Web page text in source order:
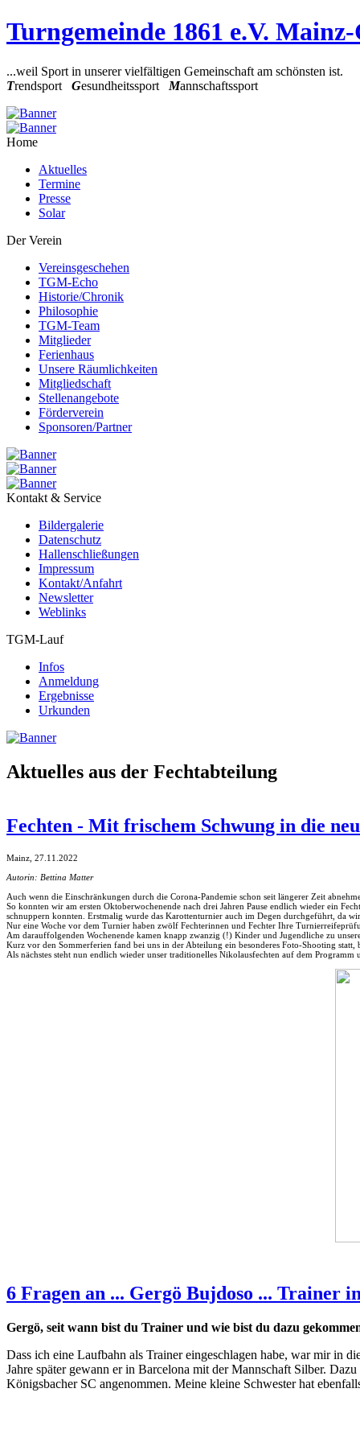
Turngemeinde 1861 e.V.
...weil Sport in unserer vielfältigen Gemeinschaft am schönsten ist.
Trendsport Gesundheitssport Mannschaftssport
Home
Aktuelles
Termine
Presse
Solar
Der Verein
Vereinsgeschehen
TGM-Echo
Historie/Chronik
Philosophie
TGM-Team
Mitglieder
Ferienhaus
Unsere Räumlichkeiten
Mitgliedschaft
Stellenangebote
Förderverein
Sponsoren/Partner
Kontakt & Service
Bildergalerie
Datenschutz
Hallenschließungen
Impressum
Kontakt/Anfahrt
Newsletter
Weblinks
TGM-Lauf
Infos
Anmeldung
Ergebnisse
Urkunden
Aktuelles aus der Fechtabteilung
Fechten - Mit frischem Schwung in die
Mainz, 27.11.2022
Autorin: Bettina Matter
Auch wenn die Einschränkungen durch die Corona-Pandemie schon seit längerer Zeit
So konnten wir am ersten Oktoberwochenende nach drei Jahren Pause endlich wieder ein
schnuppern konnten. Erstmalig wurde das Karottenturnier auch im Degen durchgeführt, da
Nur eine Woche vor dem Turnier haben zwölf Fechterinnen und Fechter Ihre
Am darauffolgenden Wochenende kamen knapp zwanzig (!) Kinder und Jugendliche zu
Kurz vor den Sommerferien fand bei uns in der Abteilung ein besonderes Foto-Shooting
Als nächstes steht nun endlich wieder unser traditionelles Nikolausfechten auf dem
6 Fragen an ... Gergö Bujdoso ... Trainer
Gergö, seit wann bist du Trainer und wie bist du dazu
Dass ich eine Laufbahn als Trainer eingeschlagen habe, war mir in
Jahre später gewann er in Barcelona mit der Mannschaft Silber.
Königsbacher SC angenommen. Meine kleine Schwester hat